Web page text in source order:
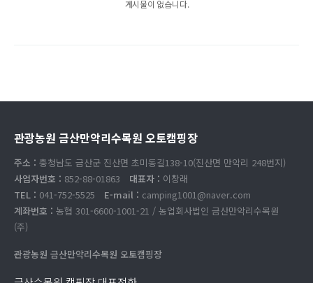
게시물이 없습니다.
관광농원 금산만악리수목원 오토캠핑장
주소 : 충청남도 금산군 진산면 초미동길138-10(진산면 만악리 248번지)
사업자번호 : 852-88-01863 대표자 : 이창래
TEL : 041-752-5525 E-mail : camping1001@naver.com
계좌번호 : 농협 301-6600-1001-21 / 농업회사법인 금산만악리수목원
(주)
관광농원 금산만악리수목원 오토캠핑장